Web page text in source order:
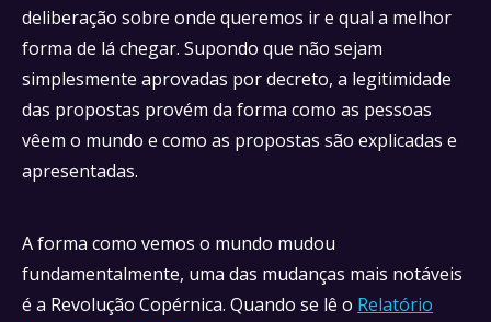
deliberação sobre onde queremos ir e qual a melhor
forma de lá chegar. Supondo que não sejam
simplesmente aprovadas por decreto, a legitimidade
das propostas provém da forma como as pessoas
vêem o mundo e como as propostas são explicadas e
apresentadas.
A forma como vemos o mundo mudou
fundamentalmente, uma das mudanças mais notáveis
é a Revolução Copérnica. Quando se lê o Relatório